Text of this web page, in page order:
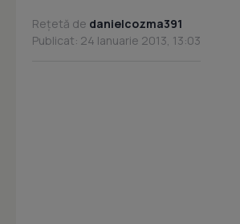
Rețetă de danielcozma391
Publicat: 24 Ianuarie 2013, 13:03